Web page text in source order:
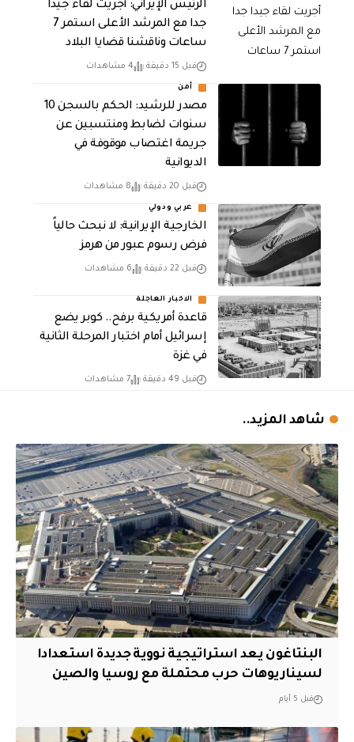
الرئيس الإيراني: أجريت لقاء جيدا
جدا مع المرشد الأعلى استمر 7
ساعات وناقشنا قضايا البلاد
قبل 15 دقيقة 4 مشاهدات
أمن
مصدر للرشيد: الحكم بالسجن 10
سنوات لضابط ومنتسبين عن
جريمة اغتصاب موقوفة في
الديوانية
قبل 20 دقيقة 8 مشاهدات
عربي ودولي
الخارجية الإيرانية: لا نبحث حالياً
فرض رسوم عبور من هرمز
قبل 22 دقيقة 6 مشاهدات
الاخبار العاجلة
قاعدة أمريكية برفح.. كوبر يضع
إسرائيل أمام اختبار المرحلة الثانية
في غزة
قبل 49 دقيقة 7 مشاهدات
شاهد المزيد..
البنتاغون يعد استراتيجية نووية جديدة استعدادا
لسيناريوهات حرب محتملة مع روسيا والصين
قبل 5 أيام